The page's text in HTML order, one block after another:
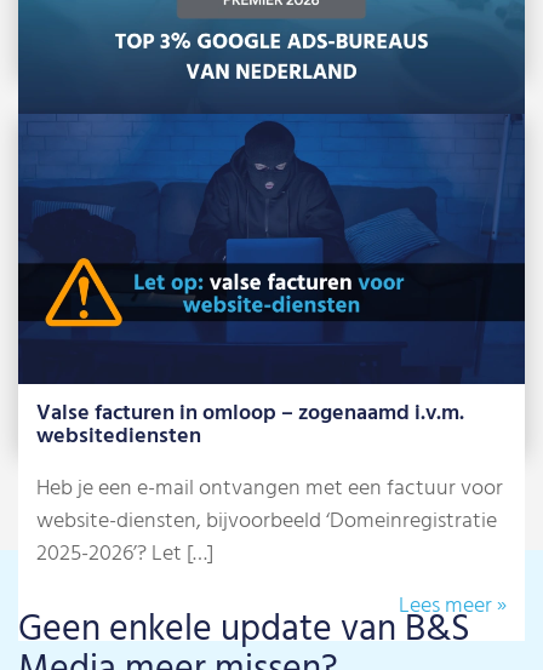
B&S Media is Google Premier Partner 2026
Net als voorgaande jaren behoort ons team in
2026 tot de beste 3% Google […]
Lees meer »
Valse facturen in omloop – zogenaamd i.v.m.
websitediensten
Heb je een e-mail ontvangen met een factuur voor
website-diensten, bijvoorbeeld ‘Domeinregistratie
2025-2026’? Let […]
Lees meer »
Geen enkele update van B&S